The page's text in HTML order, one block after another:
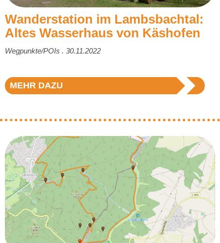
Wanderstation im Lambsbachtal:
Altes Wasserhaus von Käshofen
Wegpunkte/POIs . 30.11.2022
MEHR DAZU